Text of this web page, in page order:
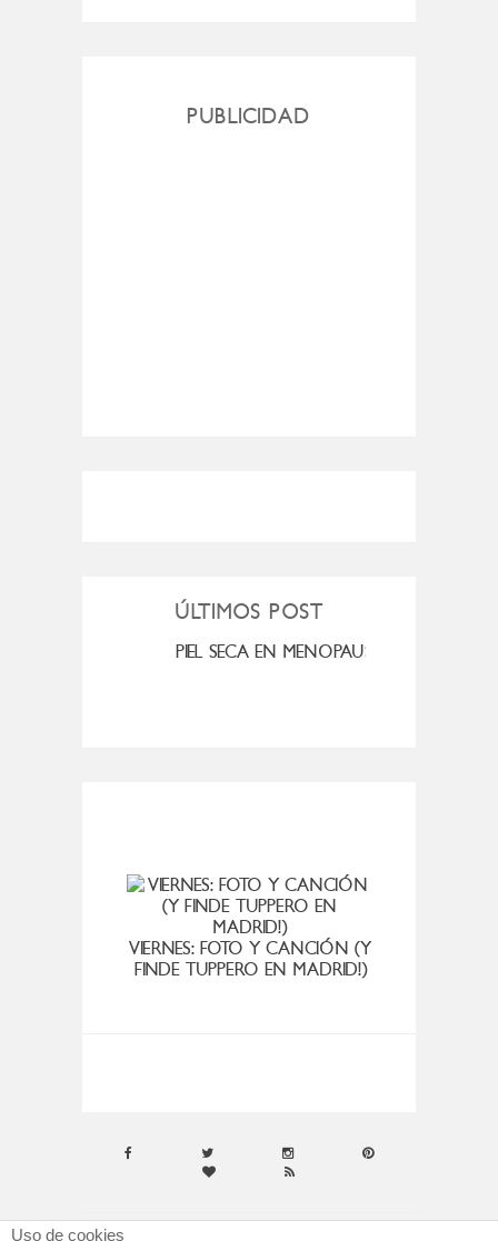
PUBLICIDAD
ÚLTIMOS POST
PIEL SECA EN MENOPAUSIA
VIERNES: FOTO Y CANCIÓN (Y
FINDE TUPPERO EN MADRID!)
Uso de cookies